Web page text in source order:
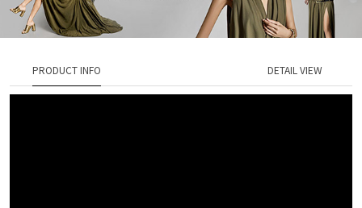
PRODUCT INFO DETAIL VIEW